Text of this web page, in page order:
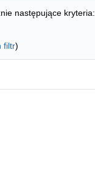
następujące kryteria:
filtr)